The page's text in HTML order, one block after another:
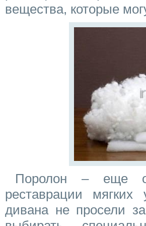
вещества, которые
Поролон – еще
реставрации
дивана не просели